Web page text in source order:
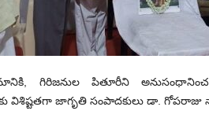
గిరిజనుల పితూరీని
విశిష్టతగా జాగృతి సంపాదకులు డా.